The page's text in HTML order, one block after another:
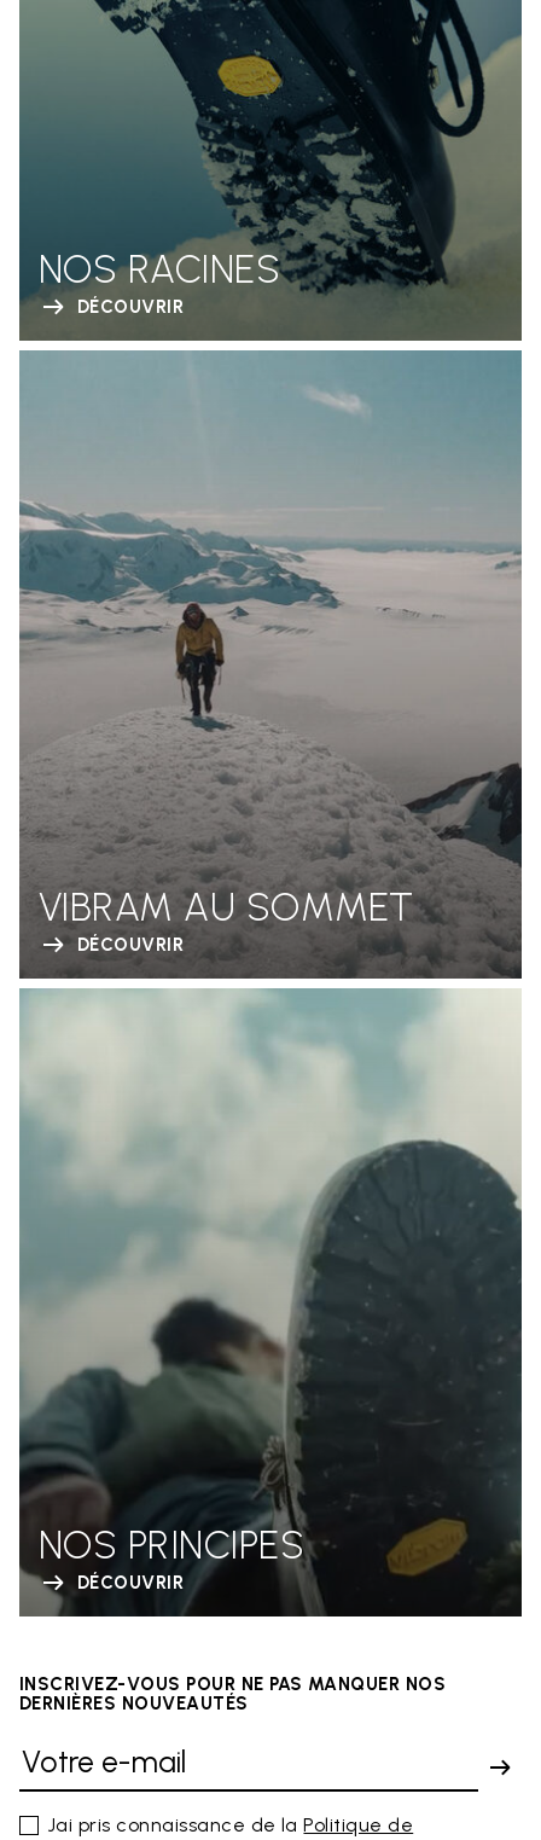
NOS RACINES
DÉCOUVRIR
VIBRAM AU SOMMET
DÉCOUVRIR
NOS PRINCIPES
DÉCOUVRIR
INSCRIVEZ-VOUS POUR NE PAS MANQUER NOS
DERNIÈRES NOUVEAUTÉS
Jai pris connaissance de laPolitique de